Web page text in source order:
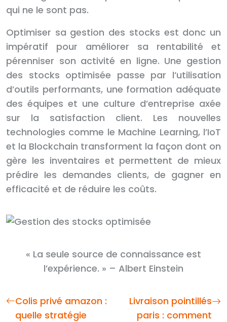
qui ne le sont pas.
Optimiser sa gestion des stocks est donc un
impératif pour améliorer sa rentabilité et
pérenniser son activité en ligne. Une gestion
des stocks optimisée passe par l’utilisation
d’outils performants, une formation adéquate
des équipes et une culture d’entreprise axée
sur la satisfaction client. Les nouvelles
technologies comme le Machine Learning, l’IoT
et la Blockchain transforment la façon dont on
gère les inventaires et permettent de mieux
prédire les demandes clients, de gagner en
efficacité et de réduire les coûts.
« La seule source de connaissance est
l’expérience. » – Albert Einstein
Colis privé amazon :
quelle stratégie
Livraison pointillés
paris : comment